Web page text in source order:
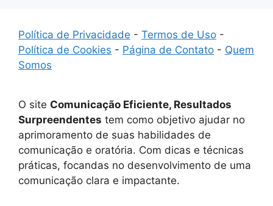
Política de Privacidade - Termos de Uso -
Política de Cookies - Página de Contato - Quem
Somos
O site Comunicação Eficiente, Resultados
Surpreendentes tem como objetivo ajudar no
aprimoramento de suas habilidades de
comunicação e oratória. Com dicas e técnicas
práticas, focandas no desenvolvimento de uma
comunicação clara e impactante.